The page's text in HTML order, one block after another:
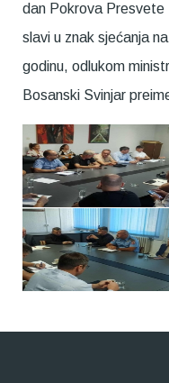
dan Pokrova
slavi u znak sjećanja
godinu, odlukom
Bosanski Svinjar